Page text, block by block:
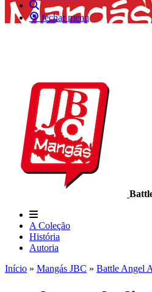
fechar menu
A Coleção
História
Autoria
Início » Mangás JBC » Battle Angel